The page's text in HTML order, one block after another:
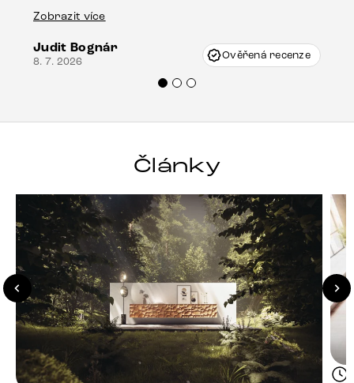
drobné poškození u nohy stolu, které mohlo
Vincze mi velmi korektně vyšli vstříc.
Doporučuji produkty Delife všem.“
Zobrazit více
Judit Bognár
8. 7. 2026 Ověřená recenze
Články